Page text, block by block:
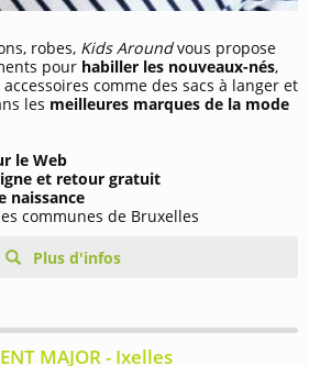
robes, Kids Aroundvous propose
pour habiller les nouveaux-nés,
comme des sacs à langer et
les meilleures marques de la mode
le Web
et retour gratuit
naissance
communes de Bruxelles
Plus d'infos
MAJOR - Ixelles